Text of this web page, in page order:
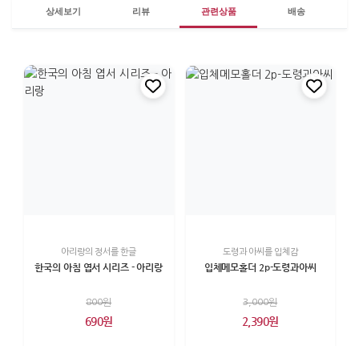
상세보기 리뷰 관련상품 배송
아리랑의 정서를 한글
한국의 아침 엽서 시리즈 - 아리랑
800원
690원
도령과 아씨를 입체감
입체메모홀더 2p-도령과아씨
3,000원
2,390원